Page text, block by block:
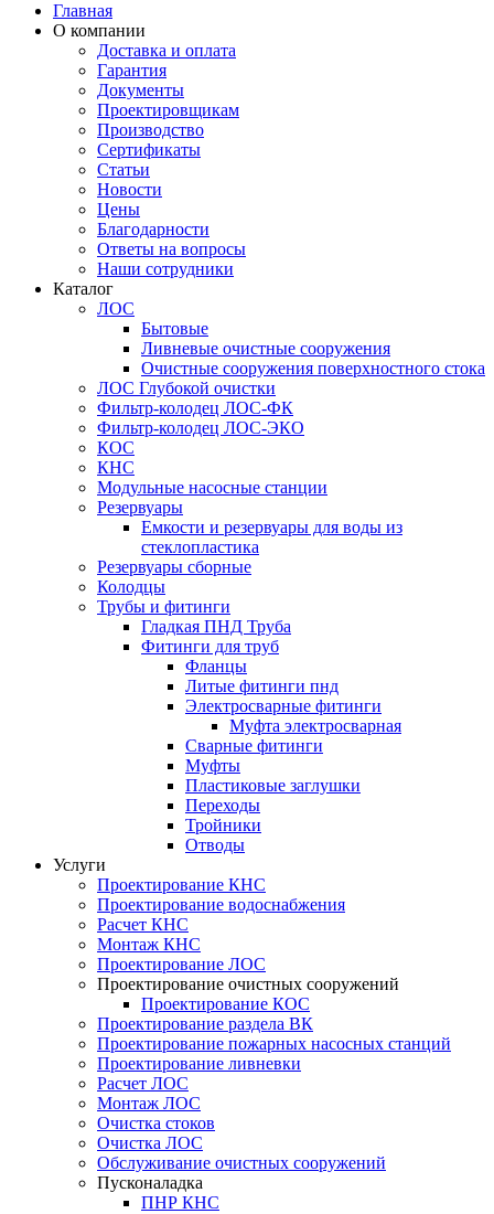
Главная
О компании
Доставка и оплата
Гарантия
Документы
Проектировщикам
Производство
Сертификаты
Статьи
Новости
Цены
Благодарности
Ответы на вопросы
Наши сотрудники
Каталог
ЛОС
Бытовые
Ливневые очистные сооружения
Очистные сооружения поверхностного стока
ЛОС Глубокой очистки
Фильтр-колодец ЛОС-ФК
Фильтр-колодец ЛОС-ЭКО
КОС
КНС
Модульные насосные станции
Резервуары
Емкости и резервуары для воды из
стеклопластика
Резервуары сборные
Колодцы
Трубы и фитинги
Гладкая ПНД Труба
Фитинги для труб
Фланцы
Литые фитинги пнд
Электросварные фитинги
Муфта электросварная
Сварные фитинги
Муфты
Пластиковые заглушки
Переходы
Тройники
Отводы
Услуги
Проектирование КНС
Проектирование водоснабжения
Расчет КНС
Монтаж КНС
Проектирование ЛОС
Проектирование очистных сооружений
Проектирование КОС
Проектирование раздела ВК
Проектирование пожарных насосных станций
Проектирование ливневки
Расчет ЛОС
Монтаж ЛОС
Очистка стоков
Очистка ЛОС
Обслуживание очистных сооружений
Пусконаладка
ПНР КНС